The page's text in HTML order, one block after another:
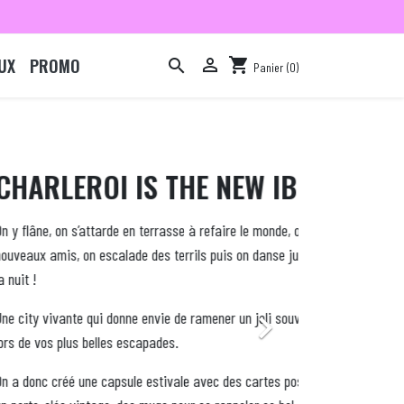
PROMO   shopping_cart Panier (0)
THE NEW IBIZA !
terrasse à refaire le monde, on se fait de
des terrils puis on danse jusqu’au bout de
envie de ramener un joli souvenir comme
estivale avec des cartes postales kitsch,
